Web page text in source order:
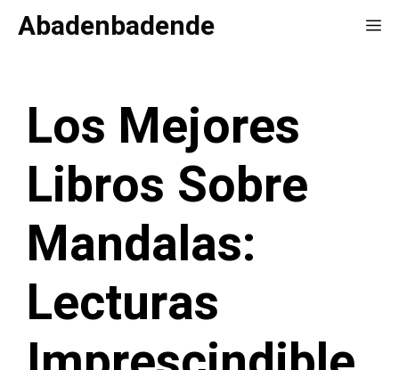
Saltar
Abadenbadende
Los Mejores
Libros Sobre
Mandalas:
Lecturas